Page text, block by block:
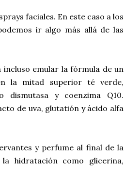
faciales. En este caso a los
ir algo más allá de las
emular la fórmula de un
la mitad superior té verde,
dismutasa y coenzima Q10.
de uva, glutatión y ácido alfa
y perfume al final de la
hidratación como glicerina,